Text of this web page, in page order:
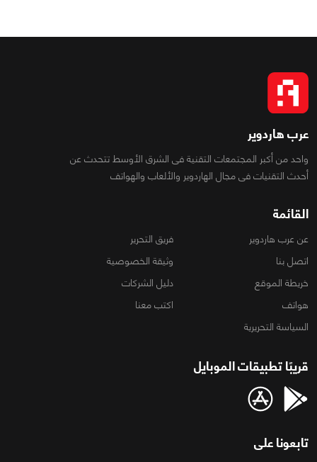
عرب هاردوير
واحد من أكبر المجتمعات التقنية فى الشرق الأوسط تتحدث عن
أحدث التقنيات فى مجال الهاردوير والألعاب والهواتف
القائمة
عن عرب هاردوير
فريق التحرير
اتصل بنا
وثيقة الخصوصية
خريطة الموقع
دليل الشركات
هواتف
اكتب معنا
السياسة التحريرية
قريبًا تطبيقات الموبايل
تابعونا على